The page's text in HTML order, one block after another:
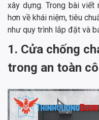
xây dựng. Trong bài viết
hơn về khái niệm, tiêu
như quy trình lắp đặt và
1. Cửa chống
trong an toàn